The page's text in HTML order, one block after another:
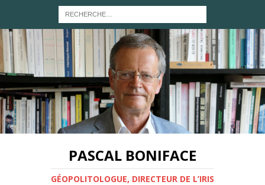
PASCAL BONIFACE
GÉOPOLITOLOGUE, DIRECTEUR DE L’IRIS